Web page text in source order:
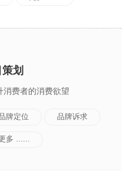
划
消费者的消费欲望
牌定位 品牌诉求
多 ......